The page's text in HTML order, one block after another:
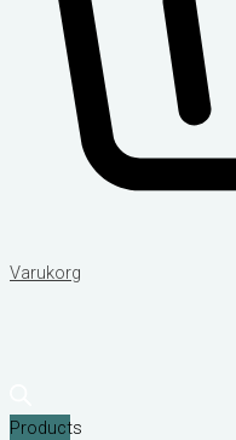
Varukorg
Products